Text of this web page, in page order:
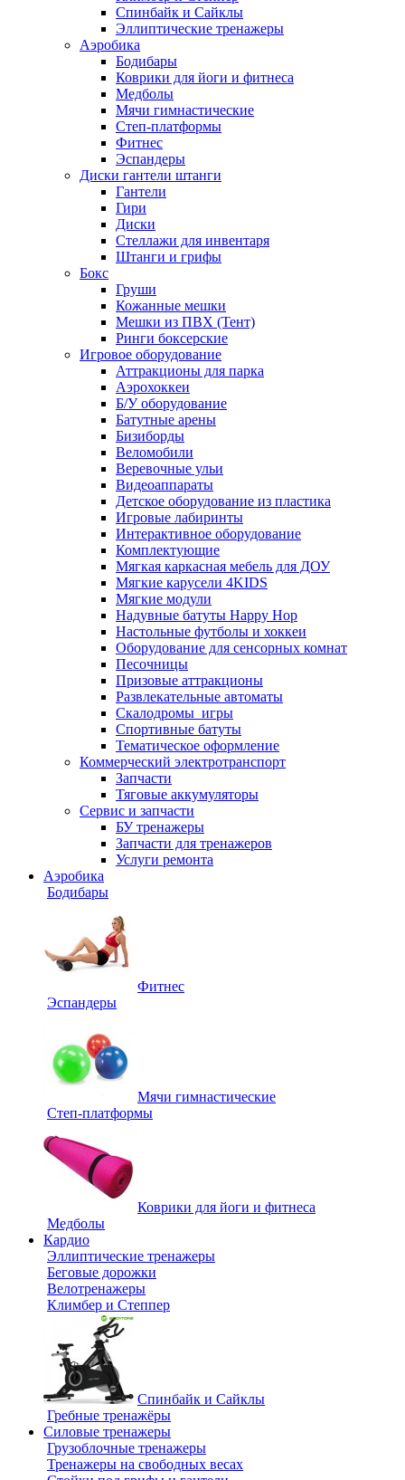
Спинбайк и Сайклы
Эллиптические тренажеры
Аэробика
Бодибары
Коврики для йоги и фитнеса
Медболы
Мячи гимнастические
Степ-платформы
Фитнес
Эспандеры
Диски гантели штанги
Гантели
Гири
Диски
Стеллажи для инвентаря
Штанги и грифы
Бокс
Груши
Кожанные мешки
Мешки из ПВХ (Тент)
Ринги боксерские
Игровое оборудование
Аттракционы для парка
Аэрохоккеи
Б/У оборудование
Батутные арены
Бизиборды
Веломобили
Веревочные ульи
Видеоаппараты
Детское оборудование из пластика
Игровые лабиринты
Интерактивное оборудование
Комплектующие
Мягкая каркасная мебель для ДОУ
Мягкие карусели 4KIDS
Мягкие модули
Надувные батуты Happy Hop
Настольные футболы и хоккеи
Оборудование для сенсорных комнат
Песочницы
Призовые аттракционы
Развлекательные автоматы
Скалодромы_игры
Спортивные батуты
Тематическое оформление
Коммерческий электротранспорт
Запчасти
Тяговые аккумуляторы
Сервис и запчасти
БУ тренажеры
Запчасти для тренажеров
Услуги ремонта
Аэробика
Бодибары
Фитнес
Эспандеры
Мячи гимнастические
Степ-платформы
Коврики для йоги и фитнеса
Медболы
Кардио
Эллиптические тренажеры
Беговые дорожки
Велотренажеры
Климбер и Степпер
Спинбайк и Сайклы
Гребные тренажёры
Силовые тренажеры
Грузоблочные тренажеры
Тренажеры на свободных весах